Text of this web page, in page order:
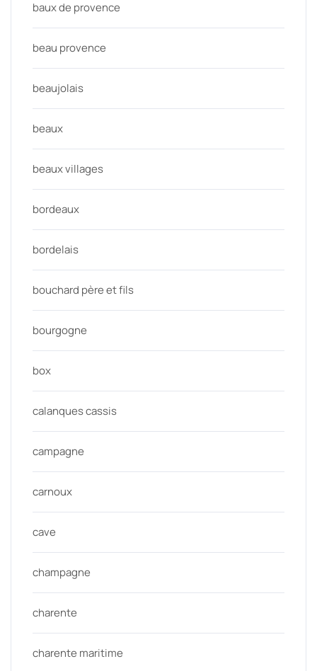
baux de provence
beau provence
beaujolais
beaux
beaux villages
bordeaux
bordelais
bouchard père et fils
bourgogne
box
calanques cassis
campagne
carnoux
cave
champagne
charente
charente maritime